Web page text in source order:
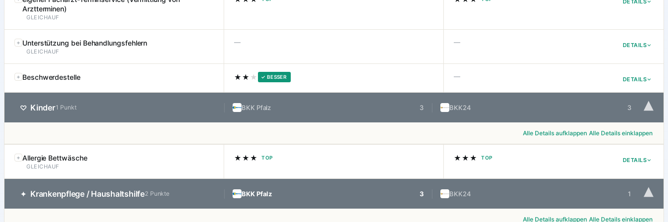
DETAILS
Arztterminen)
GLEICHAUF
DETAILS
Unterstützung bei Behandlungsfehlern
GLEICHAUF
— —
DETAILS
Beschwerdestelle ★★ ★ ✓ BESSER —
♡ Kinder1 Punkt BKK Pfalz 3 BKK24 3 ▾
Alle Details aufklappen Alle Details einklappen
DETAILS
Allergie Bettwäsche
GLEICHAUF
★★★ TOP ★★★ TOP
✦ Krankenpflege / Haushaltshilfe2 Punkte BKK Pfalz 3 BKK24 1 ▾
Alle Details aufklappen Alle Details einklappen